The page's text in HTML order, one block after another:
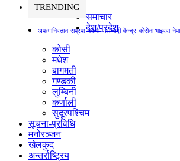
TRENDING
अफगानिस्तान राप्रपा नेकपा माओवादी केन्द्र कोरोना भाइरस
समाचार
देश/प्रदेश
कोसी
मधेश
बागमती
गण्डकी
लुम्बिनी
कर्णाली
सुदूरपश्चिम
सूचना-प्रविधि
मनोरञ्जन
खेलकुद
अन्तर्राष्ट्रिय